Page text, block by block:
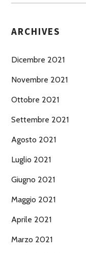
ARCHIVES
Dicembre 2021
Novembre 2021
Ottobre 2021
Settembre 2021
Agosto 2021
Luglio 2021
Giugno 2021
Maggio 2021
Aprile 2021
Marzo 2021